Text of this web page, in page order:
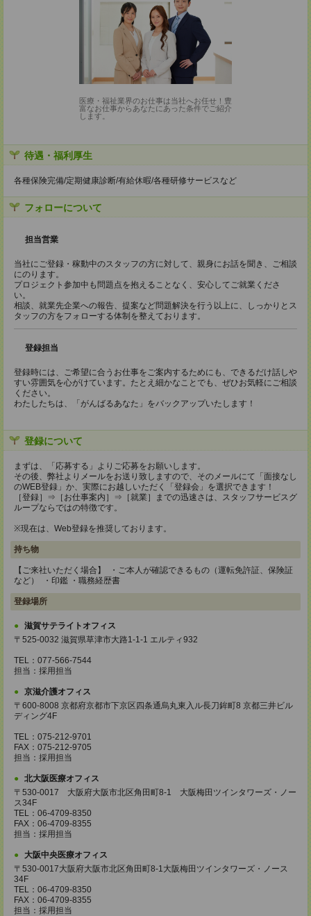
医療・福祉業界のお仕事は当社へお任せ！豊
富なお仕事からあなたにあった条件でご紹介
します。
待遇・福利厚生
各種保険完備/定期健康診断/有給休暇/各種研修サービスなど
フォローについて
担当営業
当社にご登録・稼動中のスタッフの方に対して、親身にお話を聞き、ご相談
にのります。
プロジェクト参加中も問題点を抱えることなく、安心してご就業くださ
い。
相談、就業先企業への報告、提案など問題解決を行う以上に、しっかりとス
タッフの方をフォローする体制を整えております。
登録担当
登録時には、ご希望に合うお仕事をご案内するためにも、できるだけ話しや
すい雰囲気を心がけています。たとえ細かなことでも、ぜひお気軽にご相談
ください。
わたしたちは、「がんばるあなた」をバックアップいたします！
登録について
まずは、「応募する」よりご応募をお願いします。
その後、弊社よりメールをお送り致しますので、そのメールにて「面接なし
のWEB登録」か、実際にお越しいただく「登録会」を選択できます！
［登録］⇒［お仕事案内］⇒［就業］までの迅速さは、スタッフサービスグ
ループならではの特徴です。
※現在は、Web登録を推奨しております。
持ち物
【ご来社いただく場合】 ・ご本人が確認できるもの（運転免許証、保険証
など） ・印鑑 ・職務経歴書
登録場所
滋賀サテライトオフィス
〒525-0032 滋賀県草津市大路1-1-1 エルティ932
TEL：077-566-7544
担当：採用担当
京滋介護オフィス
〒600-8008 京都府京都市下京区四条通烏丸東入ル長刀鉾町8 京都三井ビル
ディング4F
TEL：075-212-9701
FAX：075-212-9705
担当：採用担当
北大阪医療オフィス
〒530-0017 大阪府大阪市北区角田町8-1 大阪梅田ツインタワーズ・ノー
ス34F
TEL：06-4709-8350
FAX：06-4709-8355
担当：採用担当
大阪中央医療オフィス
〒530-0017大阪府大阪市北区角田町8-1大阪梅田ツインタワーズ・ノース
34F
TEL：06-4709-8350
FAX：06-4709-8355
担当：採用担当